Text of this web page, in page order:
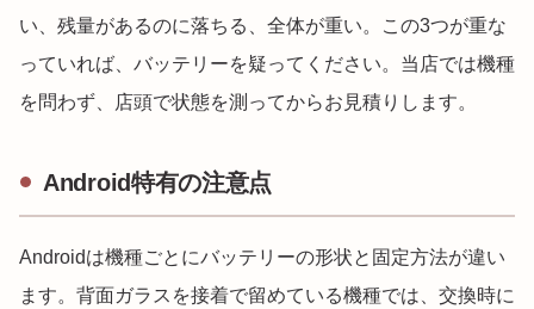
い、残量があるのに落ちる、全体が重い。この3つが重な
っていれば、バッテリーを疑ってください。当店では機種
を問わず、店頭で状態を測ってからお見積りします。
Android特有の注意点
Androidは機種ごとにバッテリーの形状と固定方法が違い
ます。背面ガラスを接着で留めている機種では、交換時に